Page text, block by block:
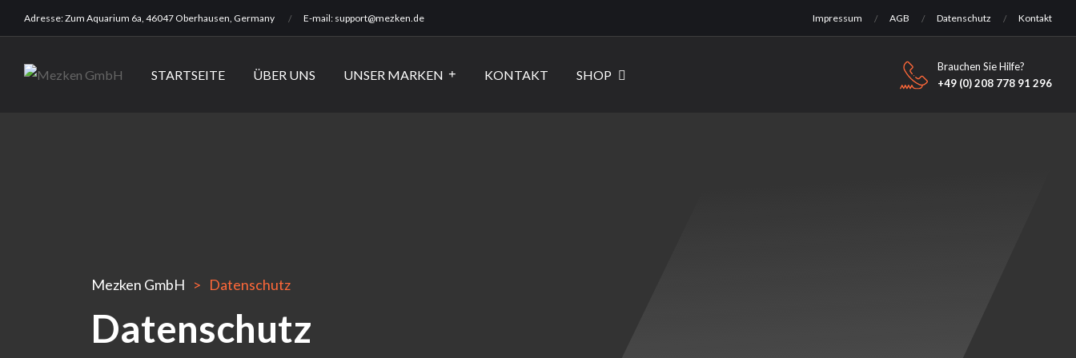
Adresse:Zum Aquarium 6a, 46047 Oberhausen, Germany E-mail: support@mezken.de Impressum AGB Datenschutz Kontakt
STARTSEITE ÜBER UNS UNSER MARKEN KONTAKT SHOP
Brauchen Sie Hilfe?
+49 (0) 208 778 91 296
Mezken GmbH Datenschutz
Datenschutz